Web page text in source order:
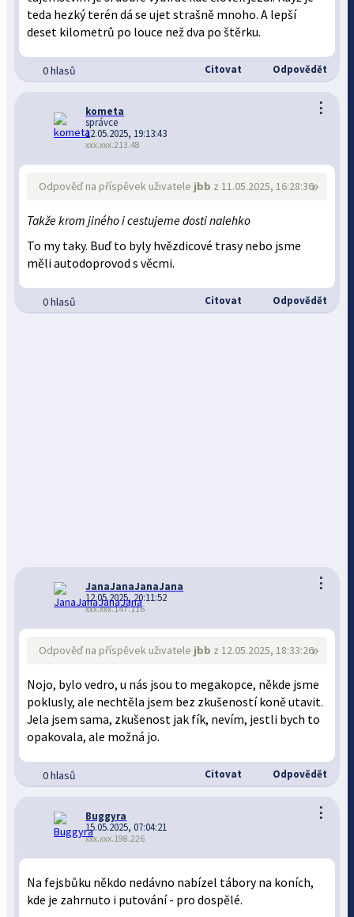
teda hezký terén dá se ujet strašně mnoho. A lepší
deset kilometrů po louce než dva po štěrku.
0 hlasů Citovat Odpovědět
⋮
kometa
správce
12.05.2025, 19:13:43
xxx.xxx.213.48
»
Odpověď na příspěvek uživatele jbb z 11.05.2025, 16:28:36
Takže krom jiného i cestujeme dosti nalehko
To my taky. Buď to byly hvězdicové trasy nebo jsme
měli autodoprovod s věcmi.
0 hlasů Citovat Odpovědět
⋮
JanaJanaJanaJana
12.05.2025, 20:11:52
xxx.xxx.147.116
»
Odpověď na příspěvek uživatele jbb z 12.05.2025, 18:33:26
Nojo, bylo vedro, u nás jsou to megakopce, někde jsme
poklusly, ale nechtěla jsem bez zkušeností koně utavit.
Jela jsem sama, zkušenost jak fík, nevím, jestli bych to
opakovala, ale možná jo.
0 hlasů Citovat Odpovědět
⋮
Buggyra
15.05.2025, 07:04:21
xxx.xxx.198.226
Na fejsbůku někdo nedávno nabízel tábory na koních,
kde je zahrnuto i putování - pro dospělé.